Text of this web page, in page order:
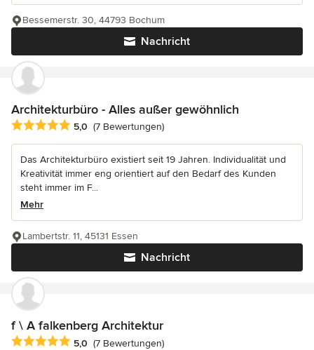
Nachricht
Bessemerstr. 30, 44793 Bochum
Architekturbüro - Alles außer gewöhnlich
Durchschnittliche Bewertung: 5 von 5 Sternen
5,0 (7 Bewertungen)
Das Architekturbüro existiert seit 19 Jahren. Individualität und
Kreativität immer eng orientiert auf den Bedarf des Kunden
steht immer im F...
Mehr
Nachricht
Lambertstr. 11, 45131 Essen
f \ A falkenberg Architektur
Durchschnittliche Bewertung: 5 von 5 Sternen
5,0 (7 Bewertungen)